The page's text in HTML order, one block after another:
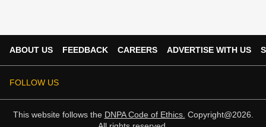
ABOUT US FEEDBACK CAREERS ADVERTISE WITH US
FOLLOW US
This website follows the DNPA Code of Ethics. Copyright@2026.